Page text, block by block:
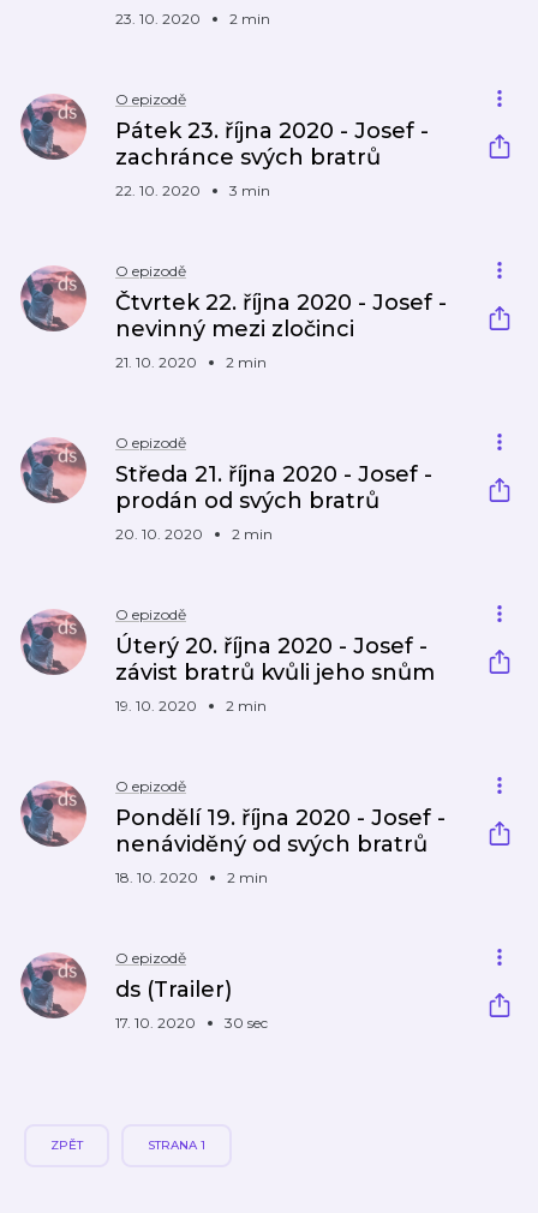
23. 10. 2020 2 min
O epizodě
Pátek 23. října 2020 - Josef -
zachránce svých bratrů
22. 10. 2020 3 min
O epizodě
Čtvrtek 22. října 2020 - Josef -
nevinný mezi zločinci
21. 10. 2020 2 min
O epizodě
Středa 21. října 2020 - Josef -
prodán od svých bratrů
20. 10. 2020 2 min
O epizodě
Úterý 20. října 2020 - Josef -
závist bratrů kvůli jeho snům
19. 10. 2020 2 min
O epizodě
Pondělí 19. října 2020 - Josef -
nenáviděný od svých bratrů
18. 10. 2020 2 min
O epizodě
ds (Trailer)
17. 10. 2020 30 sec
ZPĚT STRANA 1